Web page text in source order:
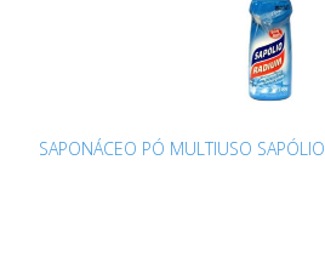
SAPONÁCEO PÓ MULTIUSO